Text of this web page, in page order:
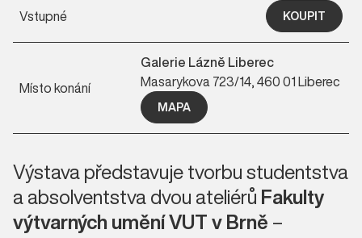
Vstupné KOUPIT
Místo konání
Galerie Lázně Liberec
Masarykova 723/14, 460 01 Liberec
MAPA
Výstava představuje tvorbu studentstva
a absolventstva dvou ateliérůFakulty
výtvarných umění VUT v Brně–